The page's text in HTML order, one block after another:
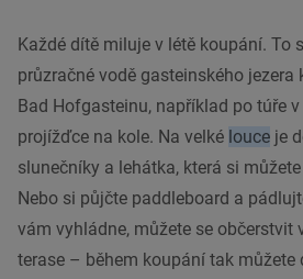
Každé dítě miluje v létě koupání. To
průzračné vodě gasteinského jezera
Bad Hofgasteinu, například po túře
projížďce na kole. Na velké louce je
slunečníky a lehátka, která si
Nebo si půjčte paddleboard a
vám vyhládne, můžete se občerstvit
terase – během koupání tak můžete